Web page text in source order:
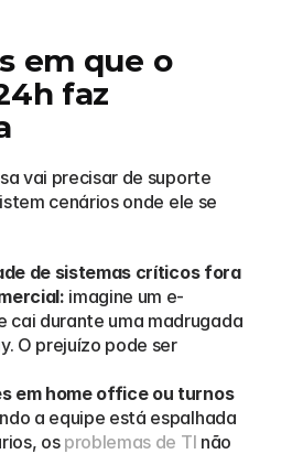
em que o
faz
vai precisar de suporte
cenários onde ele se
de sistemas críticos fora
imagine um e-
cai durante uma madrugada
O prejuízo pode ser
em home office ou turnos
a equipe está espalhada
os problemas de TI não